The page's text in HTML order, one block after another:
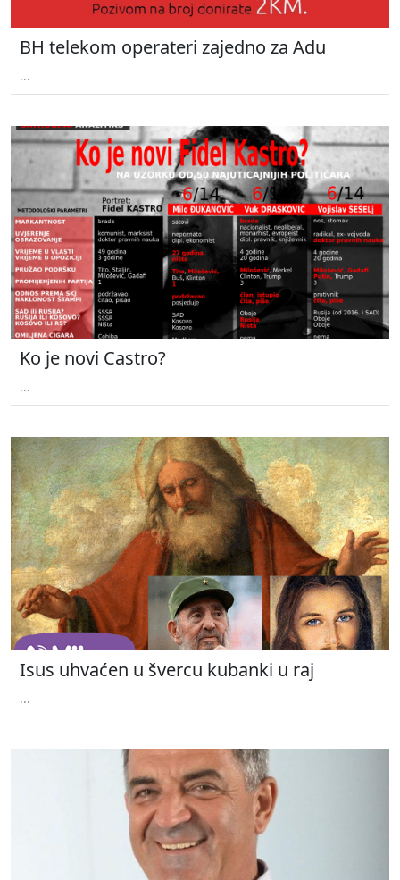
BH telekom operateri zajedno za Adu
...
Ko je novi Castro?
...
Isus uhvaćen u švercu kubanki u raj
...